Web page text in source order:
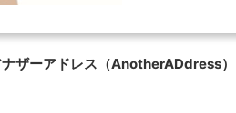
ザーアドレス（AnotherADdress）